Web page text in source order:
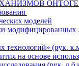
моделей
(рук.
на основе